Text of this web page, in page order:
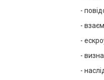
-
-
-
-
-